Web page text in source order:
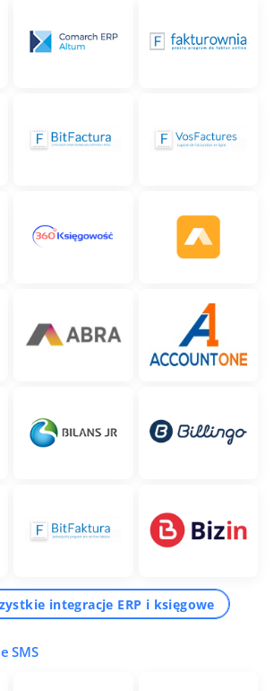
integracje ERP i księgowe
SMS